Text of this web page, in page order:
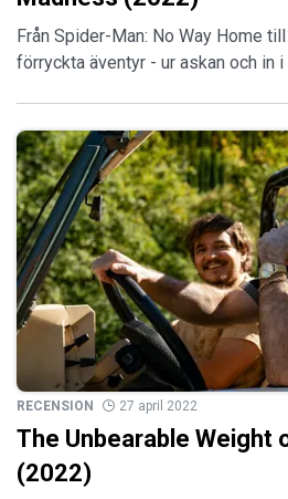
Från Spider-Man: No Way Home
förryckta äventyr - ur askan och in
RECENSION 27 april 2022
The Unbearable Weight
(2022)